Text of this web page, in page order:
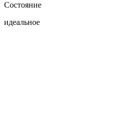
Состояние
идеальное